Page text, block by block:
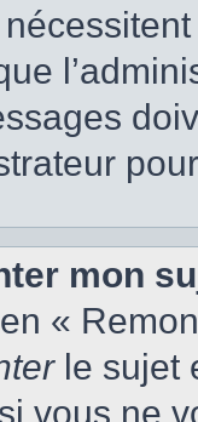
mon
«
le sujet
vous ne